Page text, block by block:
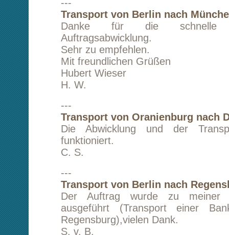
Transport von Southampton (GB) nach
Mein nicht ganz alltäglicher Wunsch eines
Southampton (GB) nach München war in
abgewickelt. Besonders gut finde ich den
Service, die Zuverlässigkeit, die gute
der Preis geht auch in Ordnung. Deshalb
auch gerne weiter.
Mit freundlichen Grüßen
P. C.
Transport von München nach Berlin
Schnelle und problemlose Lieferung.
hilfsbereiter Service!!
M. W.
Herr Lam war superzuverlässig. Ich bekam
Anruf (selbst am Feitertag). Wir konnten uns
einigen. Der Transport wurde einwandfrei
Rundum alles schnell und zuverlässig und ein
Absolut empfehlenswert!
S. S.